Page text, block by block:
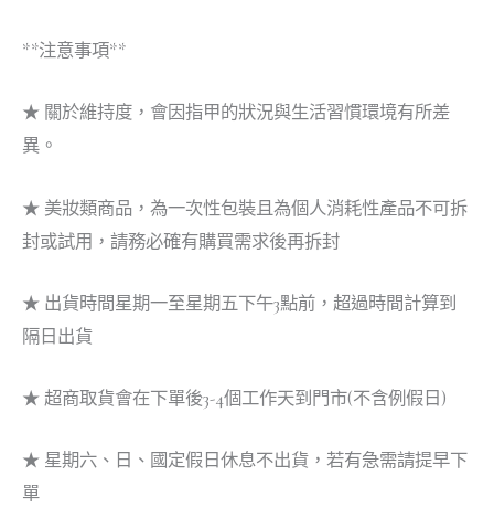
**注意事項**
★ 關於維持度，會因指甲的狀況與生活習慣環境有所差
異。
★ 美妝類商品，為一次性包裝且為個人消耗性產品不可拆
封或試用，請務必確有購買需求後再拆封
★ 出貨時間星期一至星期五下午3點前，超過時間計算到
隔日出貨
★ 超商取貨會在下單後3-4個工作天到門市(不含例假日)
★ 星期六、日、國定假日休息不出貨，若有急需請提早下
單